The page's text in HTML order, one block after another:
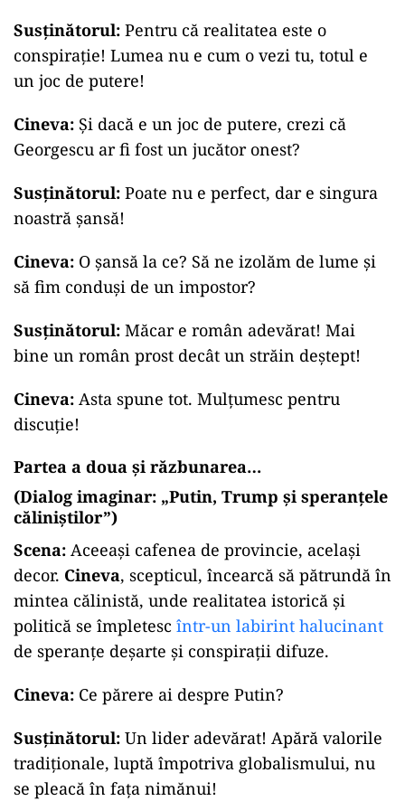
Susținătorul: Pentru că realitatea este o
conspirație! Lumea nu e cum o vezi tu, totul e
un joc de putere!
Cineva: Și dacă e un joc de putere, crezi că
Georgescu ar fi fost un jucător onest?
Susținătorul: Poate nu e perfect, dar e singura
noastră șansă!
Cineva: O șansă la ce? Să ne izolăm de lume și
să fim conduși de un impostor?
Susținătorul: Măcar e român adevărat! Mai
bine un român prost decât un străin deștept!
Cineva: Asta spune tot. Mulțumesc pentru
discuție!
Partea a doua și răzbunarea…
(Dialog imaginar: „Putin, Trump și speranțele
căliniștilor”)
Scena: Aceeași cafenea de provincie, același
decor. Cineva, scepticul, încearcă să pătrundă în
mintea călinistă, unde realitatea istorică și
politică se împletesc într-un labirint halucinant
de speranțe deșarte și conspirații difuze.
Cineva: Ce părere ai despre Putin?
Susținătorul: Un lider adevărat! Apără valorile
tradiționale, luptă împotriva globalismului, nu
se pleacă în fața nimănui!